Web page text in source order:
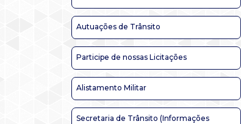
Autuações de Trânsito
Participe de nossas Licitações
Alistamento Militar
Secretaria de Trânsito (Informações